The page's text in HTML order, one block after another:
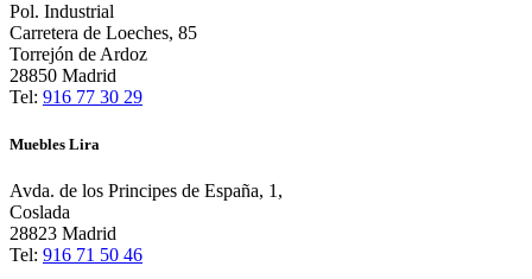
Pol. Industrial
Carretera de Loeches, 85
Torrejón de Ardoz
28850 Madrid
Tel: 916 77 30 29
Muebles Lira
Avda. de los Principes de España, 1,
Coslada
28823 Madrid
Tel: 916 71 50 46